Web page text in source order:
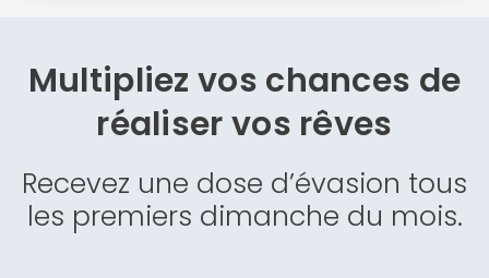
Multipliez vos chances de
réaliser vos rêves
Recevez une dose d’évasion tous
les premiers dimanche du mois.